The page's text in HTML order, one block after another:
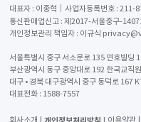
대표자 : 이종혁│사업자등록번호 : 211-
통신판매업신고 : 제2017-서울중구-1407
개인정보관리 책임자 : 이규식
서울특별시 중구 서소문로 135 연호빌딩
부산광역시 동구 중앙대로 192 한국교직
대구 • 경북 대구광역시 중구 동덕로 167
대표전화 : 1588-7557
회사소개 개인정보처리방침 이용약관